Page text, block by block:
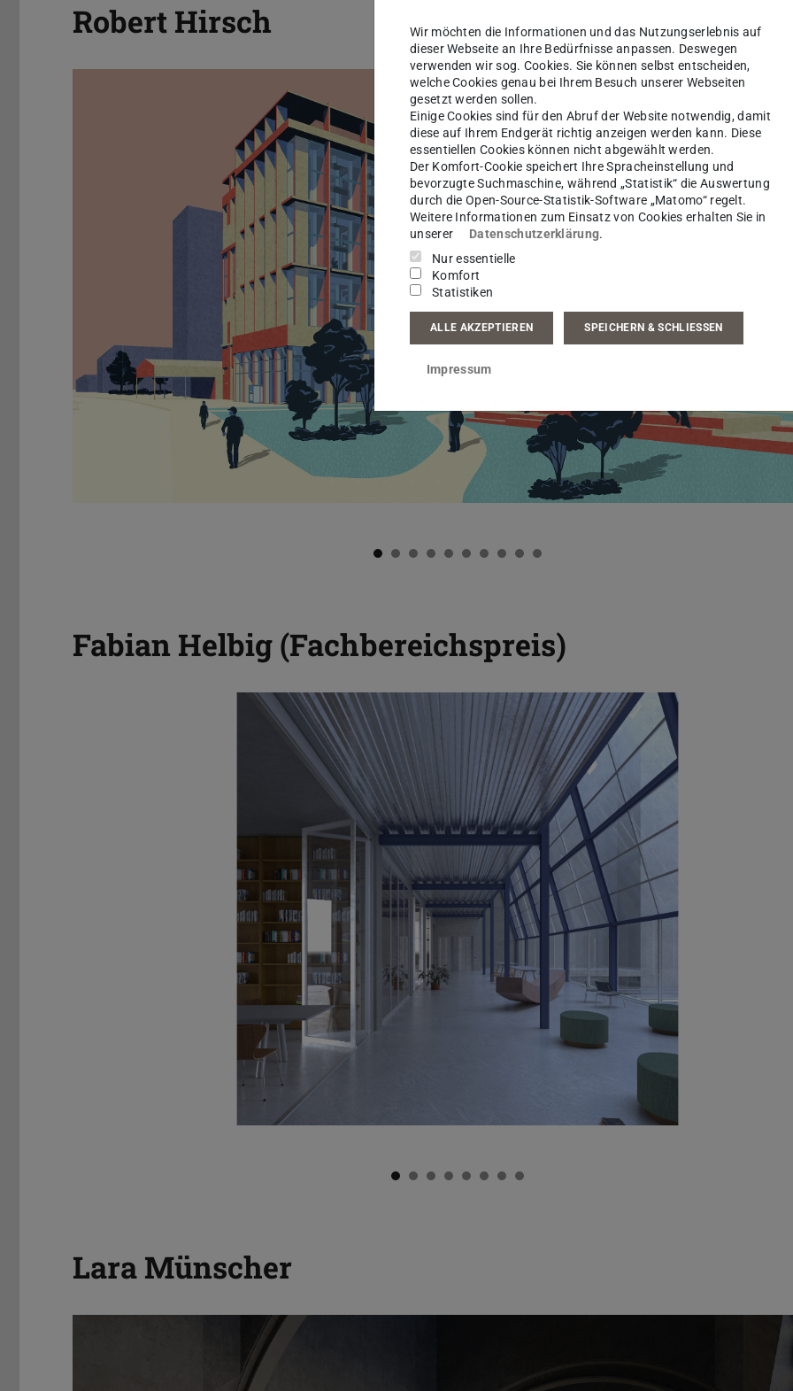
Robert Hirsch
Fabian Helbig (Fachbereichspreis)
Lara Münscher
Wir möchten die Informationen und das Nutzungserlebnis auf
dieser Webseite an Ihre Bedürfnisse anpassen. Deswegen
verwenden wir sog. Cookies. Sie können selbst entscheiden,
welche Cookies genau bei Ihrem Besuch unserer Webseiten
gesetzt werden sollen.
Einige Cookies sind für den Abruf der Website notwendig, damit
diese auf Ihrem Endgerät richtig anzeigen werden kann. Diese
essentiellen Cookies können nicht abgewählt werden.
Der Komfort-Cookie speichert Ihre Spracheinstellung und
bevorzugte Suchmaschine, während „Statistik“ die Auswertung
durch die Open-Source-Statistik-Software „Matomo“ regelt.
Weitere Informationen zum Einsatz von Cookies erhalten Sie in
unserer
Datenschutzerklärung.
Nur essentielle
Komfort
Statistiken
ALLE AKZEPTIEREN SPEICHERN & SCHLIESSEN
Impressum